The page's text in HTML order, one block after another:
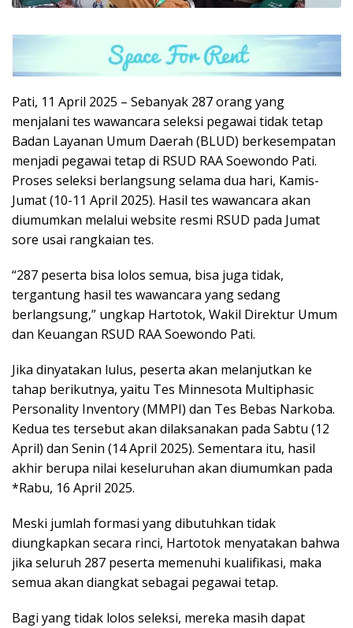
Pati, 11 April 2025 – Sebanyak 287 orang yang
menjalani tes wawancara seleksi pegawai tidak tetap
Badan Layanan Umum Daerah (BLUD) berkesempatan
menjadi pegawai tetap di RSUD RAA Soewondo Pati.
Proses seleksi berlangsung selama dua hari, Kamis-
Jumat (10-11 April 2025). Hasil tes wawancara akan
diumumkan melalui website resmi RSUD pada Jumat
sore usai rangkaian tes.
“287 peserta bisa lolos semua, bisa juga tidak,
tergantung hasil tes wawancara yang sedang
berlangsung,” ungkap Hartotok, Wakil Direktur Umum
dan Keuangan RSUD RAA Soewondo Pati.
Jika dinyatakan lulus, peserta akan melanjutkan ke
tahap berikutnya, yaitu Tes Minnesota Multiphasic
Personality Inventory (MMPI) dan Tes Bebas Narkoba.
Kedua tes tersebut akan dilaksanakan pada Sabtu (12
April) dan Senin (14 April 2025). Sementara itu, hasil
akhir berupa nilai keseluruhan akan diumumkan pada
*Rabu, 16 April 2025.
Meski jumlah formasi yang dibutuhkan tidak
diungkapkan secara rinci, Hartotok menyatakan bahwa
jika seluruh 287 peserta memenuhi kualifikasi, maka
semua akan diangkat sebagai pegawai tetap.
Bagi yang tidak lolos seleksi, mereka masih dapat